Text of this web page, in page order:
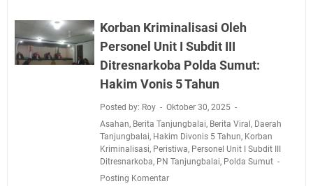
Korban Kriminalisasi Oleh
Personel Unit I Subdit III
Ditresnarkoba Polda Sumut:
Hakim Vonis 5 Tahun
Posted by: Roy
Oktober 30, 2025
Asahan, Berita Tanjungbalai, Berita Viral , Daerah
Tanjungbalai, Hakim Divonis 5 Tahun, Korban
Kriminalisasi, Peristiwa, Personel Unit I Subdit III
Ditresnarkoba, PN Tanjungbalai, Polda Sumut
Posting Komentar